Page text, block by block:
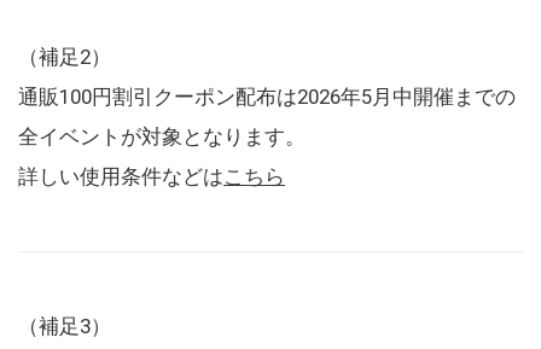
（補足2）
通販100円割引クーポン配布は2026年5月中開催までの
全イベントが対象となります。
詳しい使用条件などはこちら
（補足3）